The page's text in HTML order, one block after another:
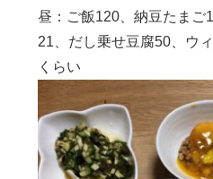
昼：ご飯120、納豆たまご
21、だし乗せ豆腐50、ウ
くらい